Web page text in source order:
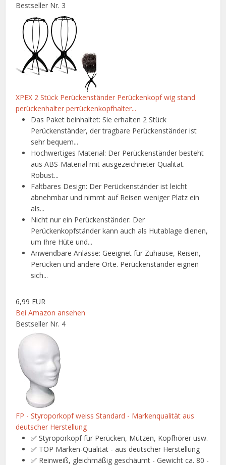
Bestseller Nr. 3
XPEX 2 Stück Perückenständer Perückenkopf wig stand
perückenhalter perrückenkopfhalter...
Das Paket beinhaltet: Sie erhalten 2 Stück
Perückenständer, der tragbare Perückenständer ist
sehr bequem...
Hochwertiges Material: Der Perückenständer besteht
aus ABS-Material mit ausgezeichneter Qualität.
Robust...
Faltbares Design: Der Perückenständer ist leicht
abnehmbar und nimmt auf Reisen weniger Platz ein
als...
Nicht nur ein Perückenständer: Der
Perückenkopfständer kann auch als Hutablage dienen,
um Ihre Hüte und...
Anwendbare Anlässe: Geeignet für Zuhause, Reisen,
Perücken und andere Orte. Perückenständer eignen
sich...
6,99 EUR
Bei Amazon ansehen
Bestseller Nr. 4
FP - Styroporkopf weiss Standard - Markenqualität aus
deutscher Herstellung
✅ Styroporkopf für Perücken, Mützen, Kopfhörer usw.
✅ TOP Marken-Qualität - aus deutscher Herstellung
✅ Reinweiß, gleichmäßig geschäumt - Gewicht ca. 80 -